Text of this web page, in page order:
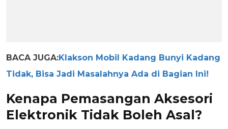
BACA JUGA:Klakson Mobil Kadang Bunyi Kadang
Tidak, Bisa Jadi Masalahnya Ada di Bagian Ini!
Kenapa Pemasangan Aksesori
Elektronik Tidak Boleh Asal?